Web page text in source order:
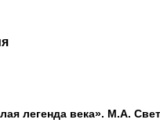
легенда века». М.А.